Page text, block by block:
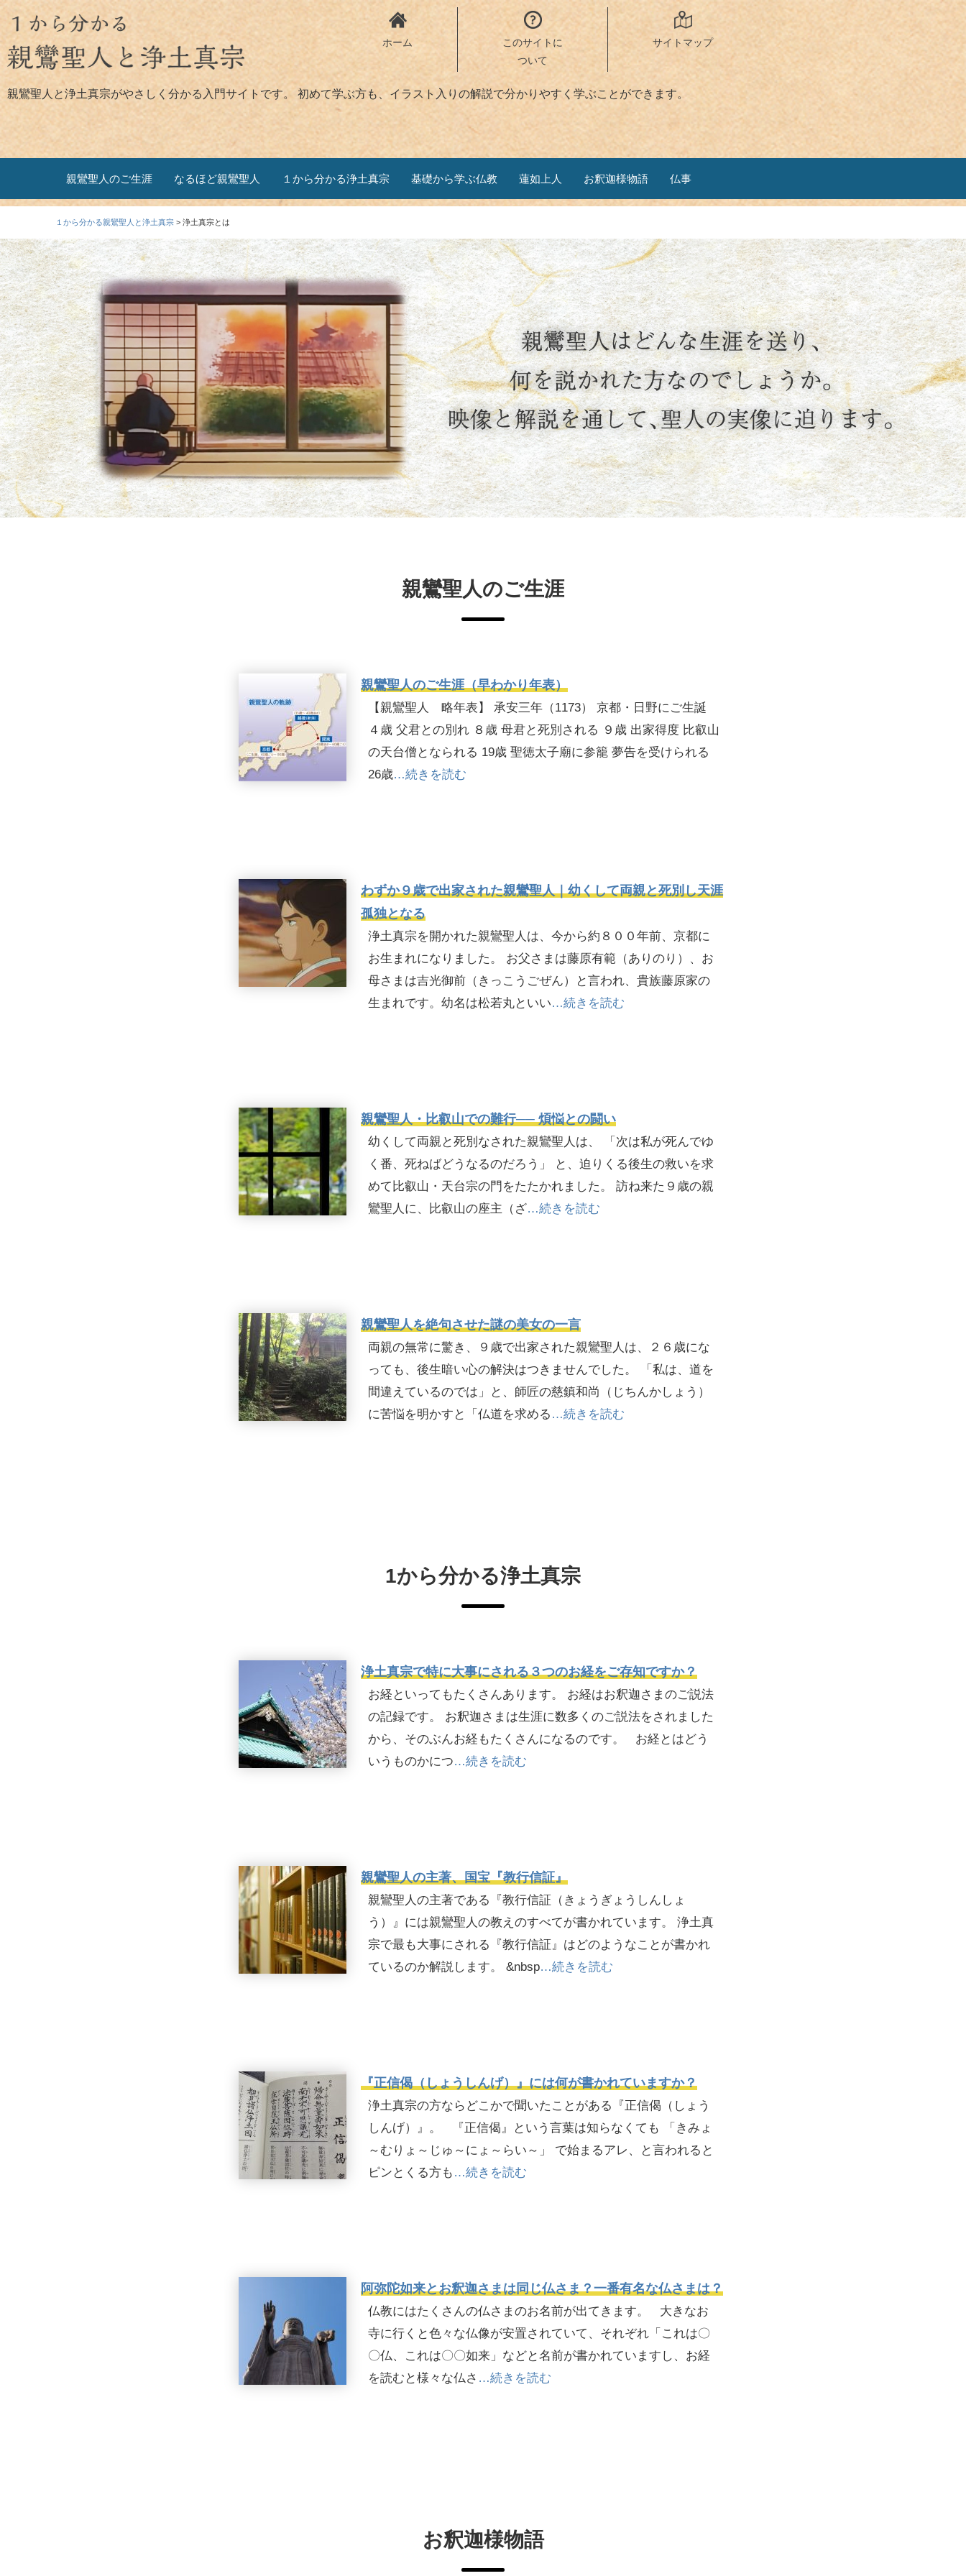
ホーム
このサイトに
ついて
サイトマップ
親鸞聖人と浄土真宗がやさしく分かる入門サイトです。 初めて学ぶ方も、イラスト入りの解説で分かりやすく学ぶことができます。
親鸞聖人のご生涯 なるほど親鸞聖人 １から分かる浄土真宗 基礎から学ぶ仏教 蓮如上人 お釈迦様物語 仏事
１から分かる親鸞聖人と浄土真宗 > 浄土真宗とは
親鸞聖人のご生涯
親鸞聖人のご生涯（早わかり年表）
【親鸞聖人 略年表】 承安三年（1173） 京都・日野にご生誕
４歳 父君との別れ ８歳 母君と死別される ９歳 出家得度 比叡山
の天台僧となられる 19歳 聖徳太子廟に参籠 夢告を受けられる
26歳…続きを読む
わずか９歳で出家された親鸞聖人｜幼くして両親と死別し天涯
孤独となる
浄土真宗を開かれた親鸞聖人は、今から約８００年前、京都に
お生まれになりました。 お父さまは藤原有範（ありのり）、お
母さまは吉光御前（きっこうごぜん）と言われ、貴族藤原家の
生まれです。幼名は松若丸といい…続きを読む
親鸞聖人・比叡山での難行── 煩悩との闘い
幼くして両親と死別なされた親鸞聖人は、 「次は私が死んでゆ
く番、死ねばどうなるのだろう」 と、迫りくる後生の救いを求
めて比叡山・天台宗の門をたたかれました。 訪ね来た９歳の親
鸞聖人に、比叡山の座主（ざ…続きを読む
親鸞聖人を絶句させた謎の美女の一言
両親の無常に驚き、９歳で出家された親鸞聖人は、２６歳にな
っても、後生暗い心の解決はつきませんでした。 「私は、道を
間違えているのでは」と、師匠の慈鎮和尚（じちんかしょう）
に苦悩を明かすと「仏道を求める …続きを読む
1から分かる浄土真宗
浄土真宗で特に大事にされる３つのお経をご存知ですか？
お経といってもたくさんあります。 お経はお釈迦さまのご説法
の記録です。 お釈迦さまは生涯に数多くのご説法をされました
から、そのぶんお経もたくさんになるのです。 お経とはどう
いうものかにつ…続きを読む
親鸞聖人の主著、国宝『教行信証』
親鸞聖人の主著である『教行信証（きょうぎょうしんしょ
う）』には親鸞聖人の教えのすべてが書かれています。 浄土真
宗で最も大事にされる『教行信証』はどのようなことが書かれ
ているのか解説します。 &nbsp…続きを読む
『正信偈（しょうしんげ）』には何が書かれていますか？
浄土真宗の方ならどこかで聞いたことがある『正信偈（しょう
しんげ）』。 『正信偈』という言葉は知らなくても 「きみょ
～むりょ～じゅ～にょ～らい～」 で始まるアレ、と言われると
ピンとくる方も …続きを読む
阿弥陀如来とお釈迦さまは同じ仏さま？一番有名な仏さまは？
仏教にはたくさんの仏さまのお名前が出てきます。 大きなお
寺に行くと色々な仏像が安置されていて、それぞれ「これは〇
〇仏、これは〇〇如来」などと名前が書かれていますし、お経
を読むと様々な仏さ …続きを読む
お釈迦様物語